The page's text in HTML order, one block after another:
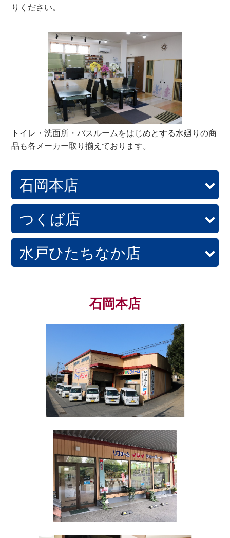
りください。
トイレ・洗面所・バスルームをはじめとする水廻りの商
品も各メーカー取り揃えております。
石岡本店
つくば店
水戸ひたちなか店
石岡本店